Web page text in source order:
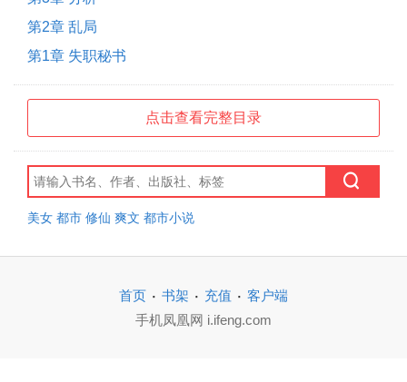
第2章 乱局
第1章 失职秘书
点击查看完整目录
美女 都市 修仙 爽文 都市小说
首页 · 书架 · 充值 · 客户端
手机凤凰网 i.ifeng.com